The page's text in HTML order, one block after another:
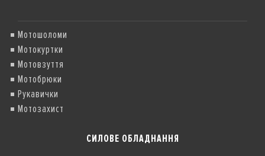
Мотошоломи
Мотокуртки
Мотовзуття
Мотобрюки
Рукавички
Мотозахист
СИЛОВЕ ОБЛАДНАННЯ